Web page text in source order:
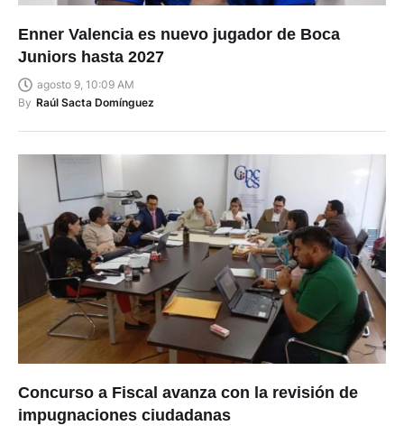
Enner Valencia es nuevo jugador de Boca
Juniors hasta 2027
agosto 9, 10:09 AM
By Raúl Sacta Domínguez
Concurso a Fiscal avanza con la revisión de
impugnaciones ciudadanas